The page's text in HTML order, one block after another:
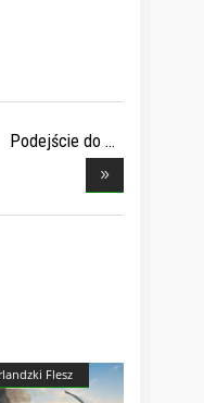
Podejście do
Flesz